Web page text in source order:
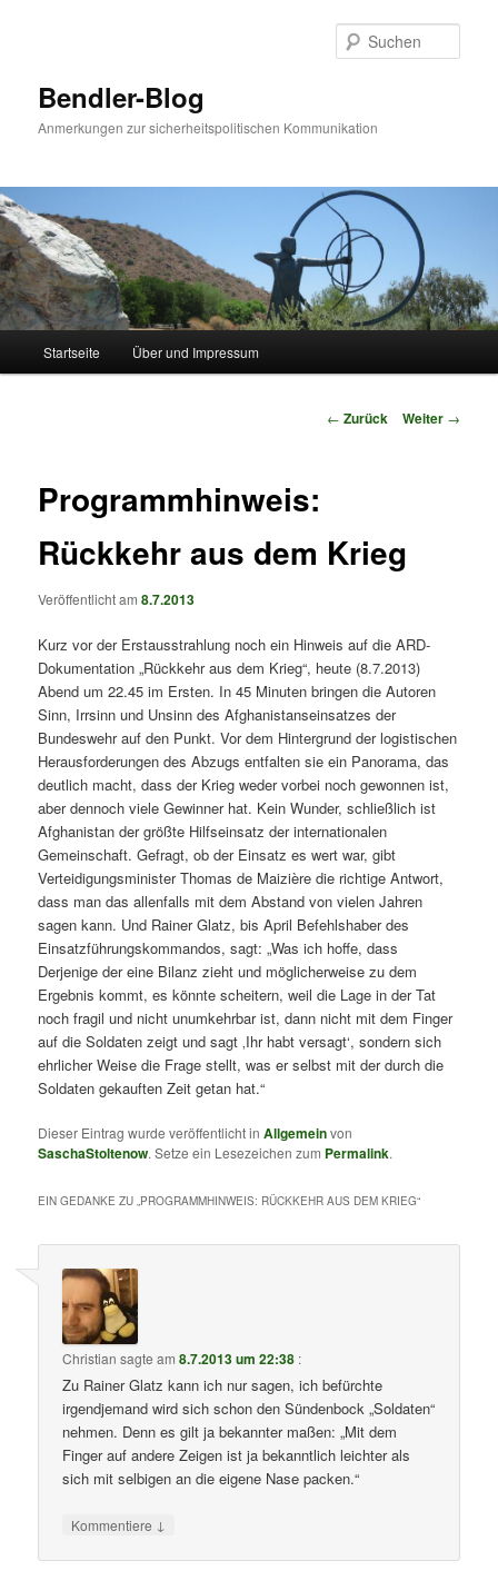
Bendler-Blog
Anmerkungen zur sicherheitspolitischen Kommunikation
Startseite Über und Impressum
Beitrags-
← Zurück Weiter →
Programmhinweis:
Rückkehr aus dem Krieg
Veröffentlicht am8.7.2013
Kurz vor der Erstausstrahlung noch ein Hinweis auf die ARD-
Dokumentation „Rückkehr aus dem Krieg“, heute (8.7.2013)
Abend um 22.45 im Ersten. In 45 Minuten bringen die Autoren
Sinn, Irrsinn und Unsinn des Afghanistanseinsatzes der
Bundeswehr auf den Punkt. Vor dem Hintergrund der logistischen
Herausforderungen des Abzugs entfalten sie ein Panorama, das
deutlich macht, dass der Krieg weder vorbei noch gewonnen ist,
aber dennoch viele Gewinner hat. Kein Wunder, schließlich ist
Afghanistan der größte Hilfseinsatz der internationalen
Gemeinschaft. Gefragt, ob der Einsatz es wert war, gibt
Verteidigungsminister Thomas de Maizière die richtige Antwort,
dass man das allenfalls mit dem Abstand von vielen Jahren
sagen kann. Und Rainer Glatz, bis April Befehlshaber des
Einsatzführungskommandos, sagt: „Was ich hoffe, dass
Derjenige der eine Bilanz zieht und möglicherweise zu dem
Ergebnis kommt, es könnte scheitern, weil die Lage in der Tat
noch fragil und nicht unumkehrbar ist, dann nicht mit dem Finger
auf die Soldaten zeigt und sagt ‚Ihr habt versagt‘, sondern sich
ehrlicher Weise die Frage stellt, was er selbst mit der durch die
Soldaten gekauften Zeit getan hat.“
Dieser Eintrag wurde veröffentlicht inAllgemeinvon
SaschaStoltenow. Setze ein Lesezeichen zum Permalink.
EIN GEDANKE ZU „PROGRAMMHINWEIS: RÜCKKEHR AUS DEM KRIEG“
Christian sagte am8.7.2013 um 22:38 :
Zu Rainer Glatz kann ich nur sagen, ich befürchte
irgendjemand wird sich schon den Sündenbock „Soldaten“
nehmen. Denn es gilt ja bekannter maßen: „Mit dem
Finger auf andere Zeigen ist ja bekanntlich leichter als
sich mit selbigen an die eigene Nase packen.“
Kommentiere ↓